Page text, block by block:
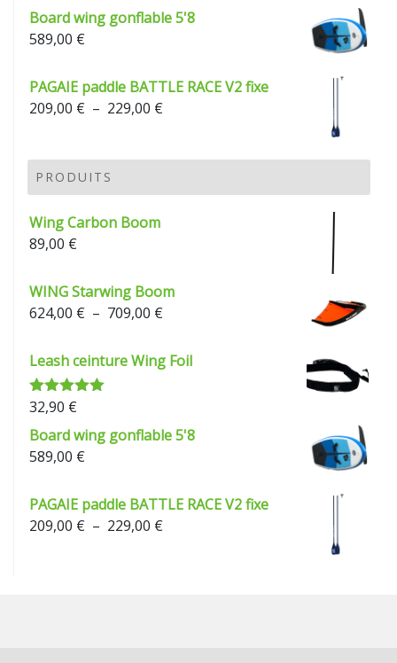
Board wing gonflable 5'8
589,00 €
PAGAIE paddle BATTLE RACE V2 fixe
209,00 € – 229,00 €
à
PRODUITS
Wing Carbon Boom
89,00 €
WING Starwing Boom
624,00 € – 709,00 €
prix :
624,00 €
Leash ceinture Wing Foil
Note 5.00
32,90 €
Board wing gonflable 5'8
589,00 €
PAGAIE paddle BATTLE RACE V2 fixe
209,00 € – 229,00 €